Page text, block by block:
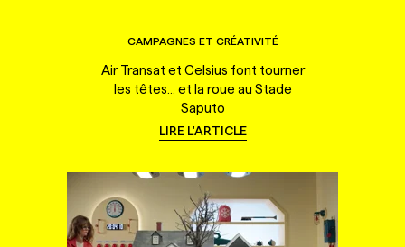
CAMPAGNES ET CRÉATIVITÉ
Air Transat et Celsius font tourner
les têtes... et la roue au Stade
Saputo
LIRE L'ARTICLE